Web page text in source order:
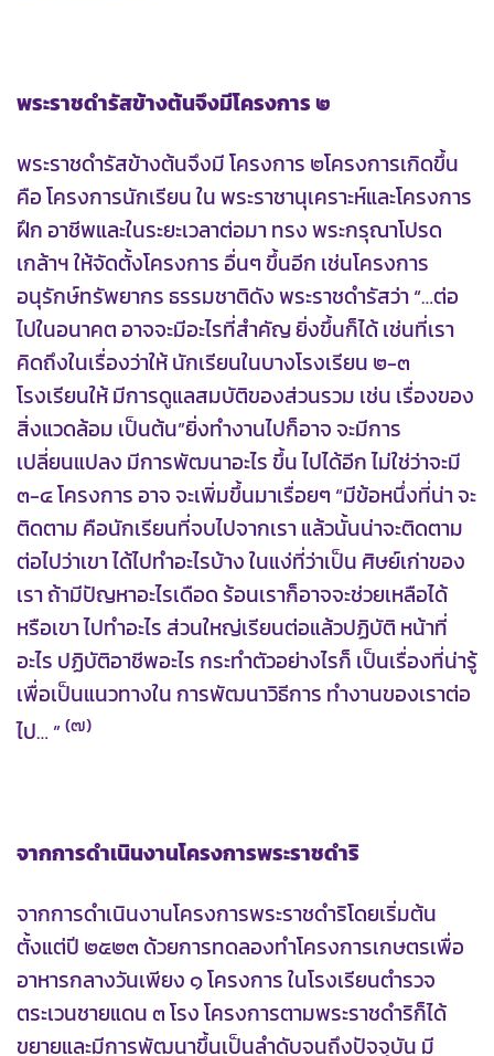
พระราชดำรัสข้างต้นจึงมีโครงการ ๒
พระราชดำรัสข้างต้นจึงมี โครงการ ๒โครงการเกิดขึ้น
คือ โครงการนักเรียน ใน พระราชานุเคราะห์และโครงการ
ฝึก อาชีพและในระยะเวลาต่อมา ทรง พระกรุณาโปรด
เกล้าฯ ให้จัดตั้งโครงการ อื่นๆ ขึ้นอีก เช่นโครงการ
อนุรักษ์ทรัพยากร ธรรมชาติดัง พระราชดำรัสว่า “…ต่อ
ไปในอนาคต อาจจะมีอะไรที่สำคัญ ยิ่งขึ้นก็ได้ เช่นที่เรา
คิดถึงในเรื่องว่าให้ นักเรียนในบางโรงเรียน ๒-๓
โรงเรียนให้ มีการดูแลสมบัติของส่วนรวม เช่น เรื่องของ
สิ่งแวดล้อม เป็นต้น”ยิ่งทำงานไปก็อาจ จะมีการ
เปลี่ยนแปลง มีการพัฒนาอะไร ขึ้น ไปได้อีก ไม่ใช่ว่าจะมี
๓-๔ โครงการ อาจ จะเพิ่มขึ้นมาเรื่อยๆ “มีข้อหนึ่งที่น่า จะ
ติดตาม คือนักเรียนที่จบไปจากเรา แล้วนั้นน่าจะติดตาม
ต่อไปว่าเขา ได้ไปทำอะไรบ้าง ในแง่ที่ว่าเป็น ศิษย์เก่าของ
เรา ถ้ามีปัญหาอะไรเดือด ร้อนเราก็อาจจะช่วยเหลือได้
หรือเขา ไปทำอะไร ส่วนใหญ่เรียนต่อแล้วปฏิบัติ หน้าที่
อะไร ปฏิบัติอาชีพอะไร กระทำตัวอย่างไรก็ เป็นเรื่องที่น่ารู้
เพื่อเป็นแนวทางใน การพัฒนาวิธีการ ทำงานของเราต่อ
ไป… ”(๗)
จากการดำเนินงานโครงการพระราชดำริ
จากการดำเนินงานโครงการพระราชดำริโดยเริ่มต้น
ตั้งแต่ปี ๒๕๒๓ ด้วยการทดลองทำโครงการเกษตรเพื่อ
อาหารกลางวันเพียง ๑ โครงการ ในโรงเรียนตำรวจ
ตระเวนชายแดน ๓ โรง โครงการตามพระราชดำริก็ได้
ขยายและมีการพัฒนาขึ้นเป็นลำดับจนถึงปัจจุบัน มี